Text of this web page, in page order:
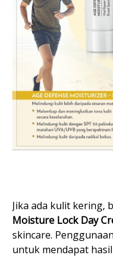
Jika ada kulit kering,
Moisture Lock Day
skincare.
untuk mendapat